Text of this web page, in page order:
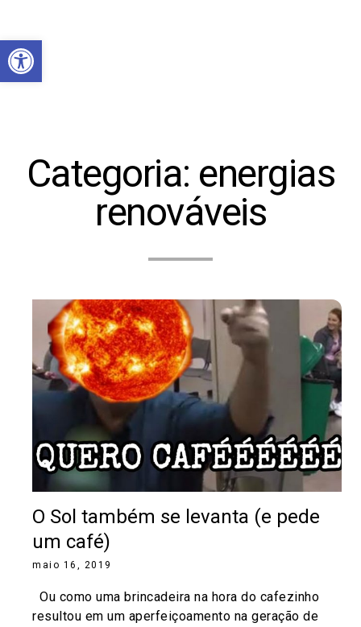
Abrir a barra de ferramentas
Categoria: energias
renováveis
O Sol também se levanta (e pede
um café)
maio 16, 2019
Ou como uma brincadeira na hora do cafezinho
resultou em um aperfeiçoamento na geração de